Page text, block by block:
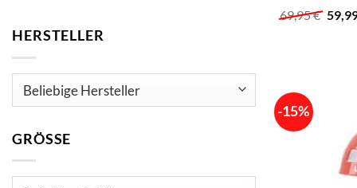
HERSTELLER
GRÖSSE
69,95€
Preis
-15%